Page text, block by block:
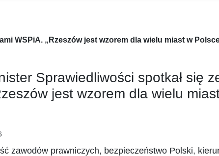
WSPiA. „Rzeszów jest wzorem dla wielu miast w
Sprawiedliwości spotkał się
jest wzorem dla wielu
zawodów prawniczych, bezpieczeństwo Polski,